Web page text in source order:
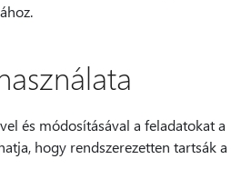
és módosításával a feladatokat a
hogy rendszerezetten tartsák a